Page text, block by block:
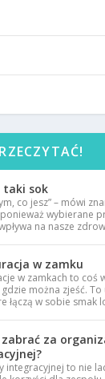
taki sok
co jesz” – mówi
wybierane
na nasze
w zamku
w zamkach to coś
można zjeść. To
łączą w sobie smak
zabrać za
integracyjnej to nie